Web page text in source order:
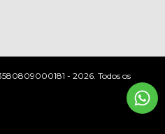
- 2026. Todos os